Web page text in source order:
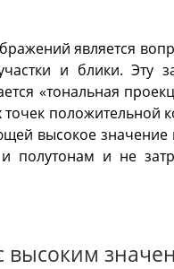
является
и блики. Эту
«тональная
положительной
высокое значение
полутонам и не
высоким